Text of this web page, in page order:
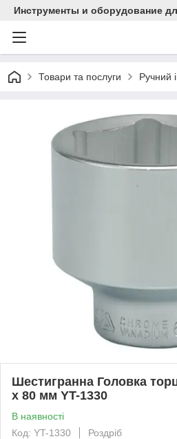
Инструменты и оборудование
Товари та послуги Ручний
Шестигранна Головка
х 80 мм YT-1330
В наявності
Код: YT-1330
Роздріб